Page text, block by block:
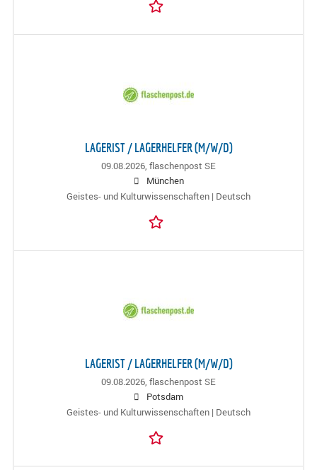
LAGERIST / LAGERHELFER (M/W/D)
09.08.2026, flaschenpost SE
München
Geistes- und Kulturwissenschaften | Deutsch
LAGERIST / LAGERHELFER (M/W/D)
09.08.2026, flaschenpost SE
Potsdam
Geistes- und Kulturwissenschaften | Deutsch